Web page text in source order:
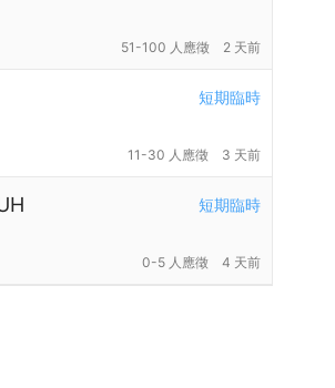
51-100 人應徵 2 天前
短期臨時
11-30 人應徵 3 天前
短期臨時
0-5 人應徵 4 天前